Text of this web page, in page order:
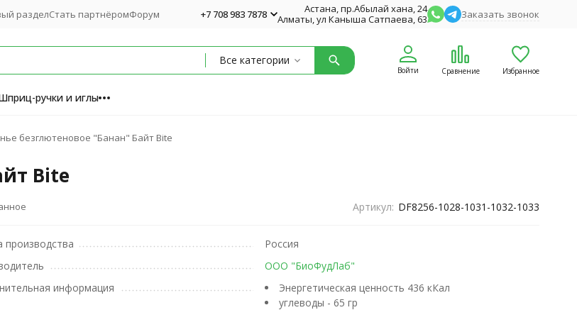
разделСтать партнёромФорум +7 708 983 7878
Астана, пр.Абылай хана, 24
Алматы, ул Каныша Сатпаева, 63
Заказать звонок
Все категории
Войти Сравнение Избранное
ручки и иглы
безглютеновое "Банан" Байт Bite
Bite
Артикул: DF8256-1028-1031-1032-1033
производства
Россия
ООО "БиоФудЛаб"
информация
Энергетическая ценность 436 кКал
углеводы - 65 гр